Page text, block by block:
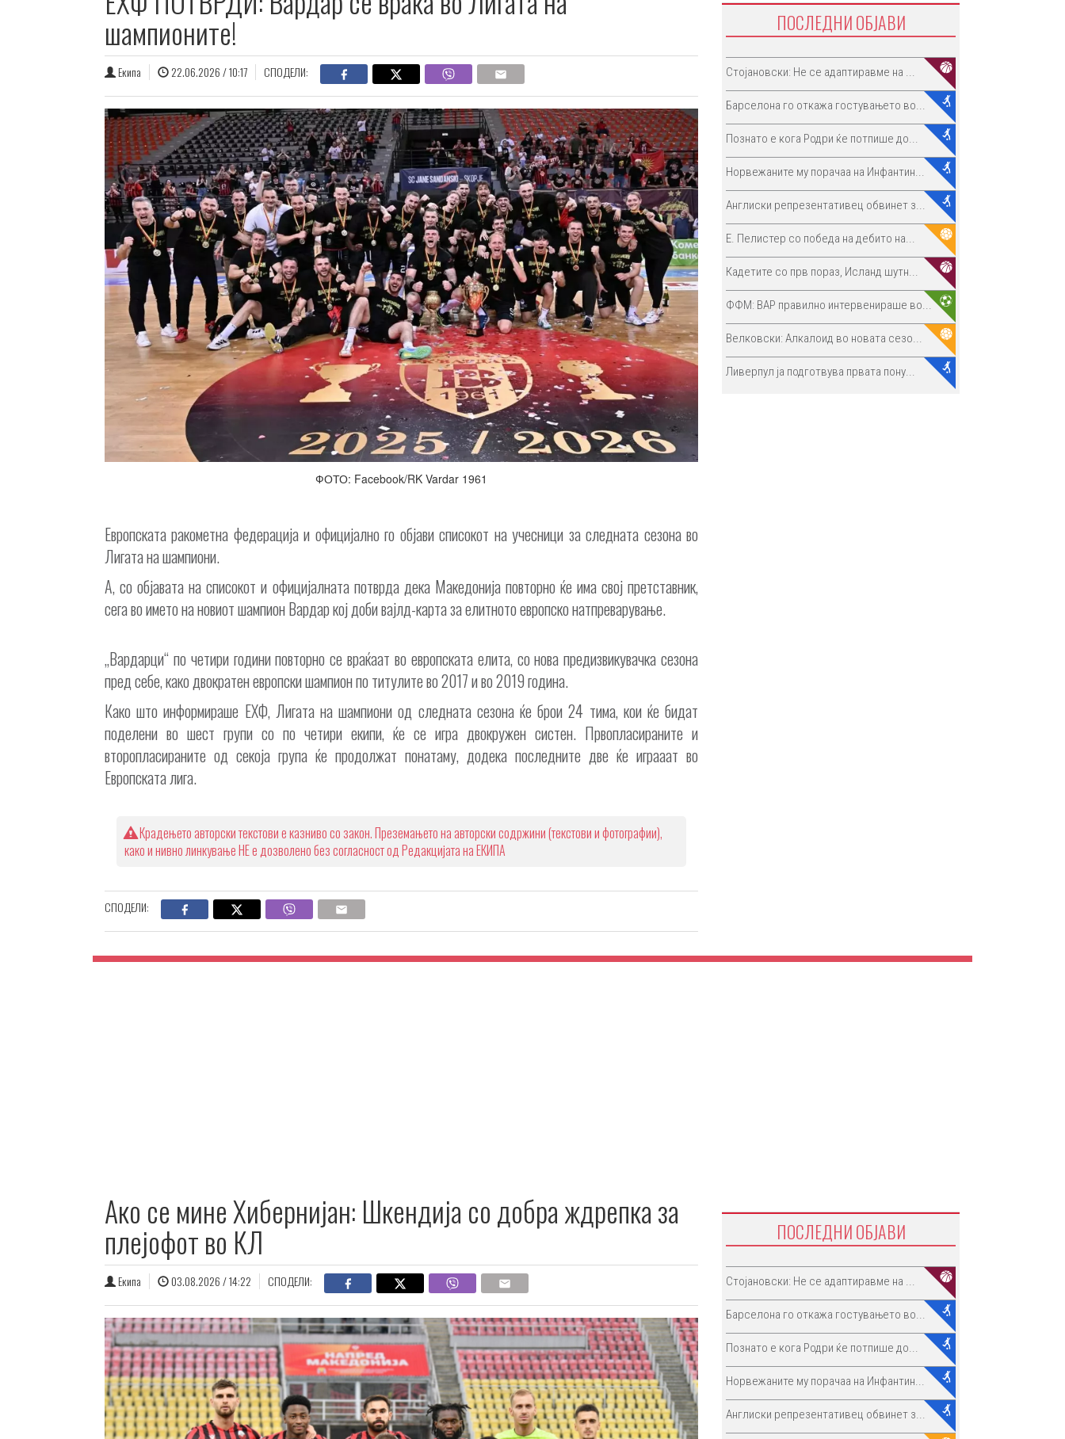
шампионите!
Екипа 22.06.2026 / 10:17 СПОДЕЛИ:
ФОТО: Facebook/RK Vardar 1961
Европската ракометна федерација и официјално го објави списокот на учесници за следната сезона во
Лигата на шампиони.
А, со објавата на списокот и официјалната потврда дека Македонија повторно ќе има свој претставник,
сега во името на новиот шампион Вардар кој доби вајлд-карта за елитното европско натпреварување.
„Вардарци“ по четири години повторно се враќаат во европската елита, со нова предизвикувачка сезона
пред себе, како двократен европски шампион по титулите во 2017 и во 2019 година.
Како што информираше ЕХФ, Лигата на шампиони од следната сезона ќе брои 24 тима, кои ќе бидат
поделени во шест групи со по четири екипи, ќе се игра двокружен систен. Првопласираните и
второпласираните од секоја група ќе продолжат понатаму, додека последните две ќе играаат во
Европската лига.
Крадењето авторски текстови е казниво со закон. Преземањето на авторски содржини (текстови и фотографии),
како и нивно линкување НЕ е дозволено без согласност од Редакцијата на ЕКИПА
СПОДЕЛИ:
ПОСЛЕДНИ ОБЈАВИ
Стојановски: Не се адаптиравме на ...
Барселона го откажа гостувањето во...
Познато е кога Родри ќе потпише до...
Норвежаните му порачаа на Инфантин...
Англиски репрезентативец обвинет з...
E. Пелистер со победа на дебито на...
Кадетите со прв пораз, Исланд шутн...
ФФМ: ВАР правилно интервенираше во...
Велковски: Алкалоид во новата сезо...
Ливерпул ја подготвува првата пону...
Ако се мине Хибернијан: Шкендија со добра ждрепка за
плејофот во КЛ
Екипа 03.08.2026 / 14:22 СПОДЕЛИ:
ПОСЛЕДНИ ОБЈАВИ
Стојановски: Не се адаптиравме на ...
Барселона го откажа гостувањето во...
Познато е кога Родри ќе потпише до...
Норвежаните му порачаа на Инфантин...
Англиски репрезентативец обвинет з...